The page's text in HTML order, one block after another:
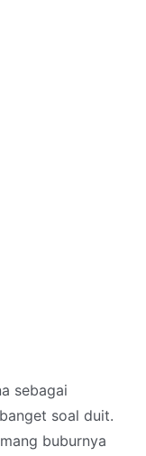
sebagai
soal duit.
buburnya